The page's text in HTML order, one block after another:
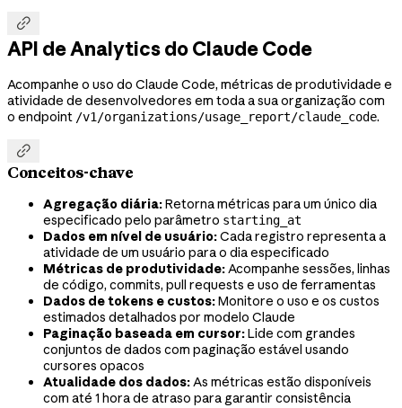

API de Analytics do Claude Code
Acompanhe o uso do Claude Code, métricas de produtividade e
atividade de desenvolvedores em toda a sua organização com
o endpoint /v1/organizations/usage_report/claude_code.

Conceitos-chave
Agregação diária:Retorna métricas para um único dia
especificado pelo parâmetro starting_at
Dados em nível de usuário:Cada registro representa a
atividade de um usuário para o dia especificado
Métricas de produtividade:Acompanhe sessões, linhas
de código, commits, pull requests e uso de ferramentas
Dados de tokens e custos:Monitore o uso e os custos
estimados detalhados por modelo Claude
Paginação baseada em cursor:Lide com grandes
conjuntos de dados com paginação estável usando
cursores opacos
Atualidade dos dados:As métricas estão disponíveis
com até 1 hora de atraso para garantir consistência